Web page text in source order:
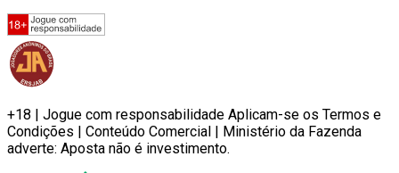
+18 | Jogue com responsabilidade Aplicam-se os Termos e
Condições | Conteúdo Comercial | Ministério da Fazenda
adverte: Aposta não é investimento.